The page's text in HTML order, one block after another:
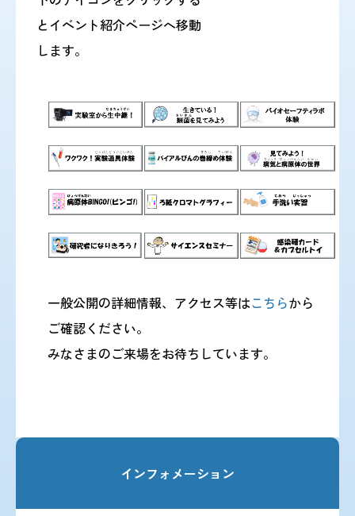
インフォメーション
とイベント紹介ページへ移動
します。
一般公開の詳細情報、アクセス等はこちらから
ご確認ください。
みなさまのご来場をお待ちしています。